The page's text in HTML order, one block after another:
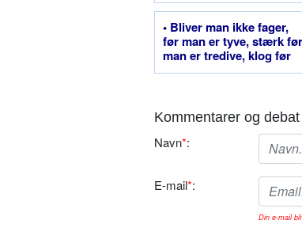
• Bliver man ikke fager,
før man er tyve, stærk før
man er tredive, klog før
man er fyrre, rig før man
Kommentarer og
Navn*:
E-mail*:
Din e-mail